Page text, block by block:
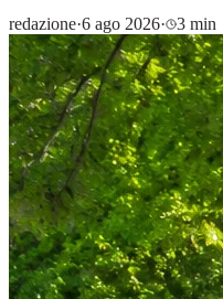
redazione·6 ago 2026· 3 min